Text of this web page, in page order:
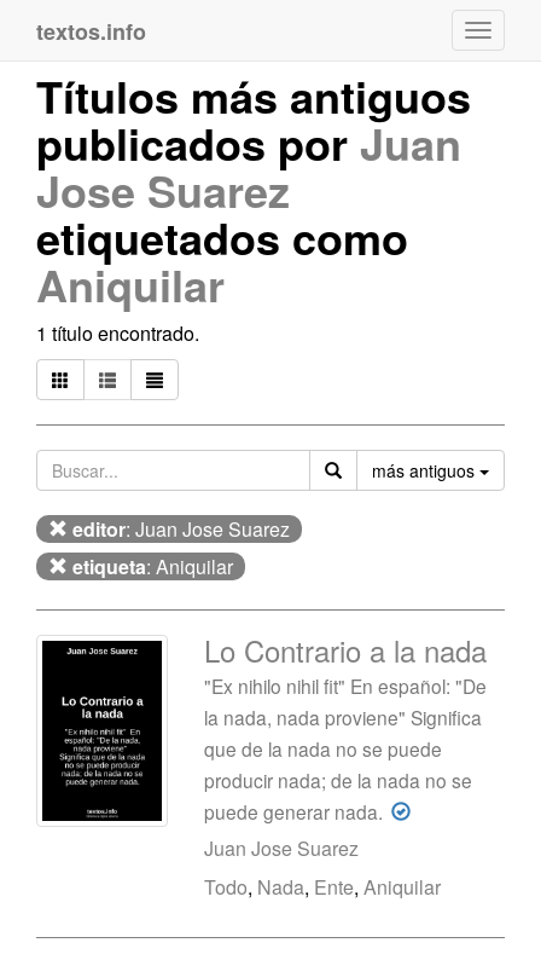
textos.info
Títulos más antiguos
publicados por Juan
Jose Suarez
etiquetados como
Aniquilar
1 título encontrado.
más antiguos
editor: Juan Jose Suarez
etiqueta: Aniquilar
Lo Contrario a la nada
"Ex nihilo nihil fit" En español: "De
la nada, nada proviene" Significa
que de la nada no se puede
producir nada; de la nada no se
puede generar nada.
Juan Jose Suarez
Todo, Nada, Ente,Aniquilar